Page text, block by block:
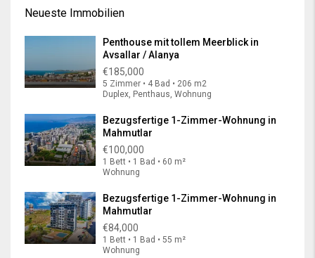
Neueste Immobilien
Penthouse mit tollem Meerblick in
Avsallar / Alanya
€185,000
5 Zimmer • 4 Bad • 206 m2
Duplex, Penthaus, Wohnung
Bezugsfertige 1-Zimmer-Wohnung in
Mahmutlar
€100,000
1 Bett • 1 Bad • 60 m²
Wohnung
Bezugsfertige 1-Zimmer-Wohnung in
Mahmutlar
€84,000
1 Bett • 1 Bad • 55 m²
Wohnung